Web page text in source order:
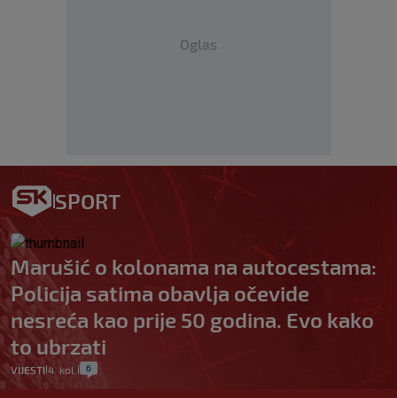
Oglas
SPORT
Marušić o kolonama na autocestama:
Policija satima obavlja očevide
nesreća kao prije 50 godina. Evo kako
to ubrzati
VIJESTI 4. kol. 6